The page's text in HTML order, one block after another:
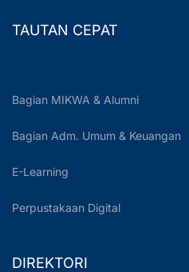
TAUTAN CEPAT
Bagian MIKWA & Alumni
Bagian Adm. Umum & Keuangan
E-Learning
Perpustakaan Digital
DIREKTORI